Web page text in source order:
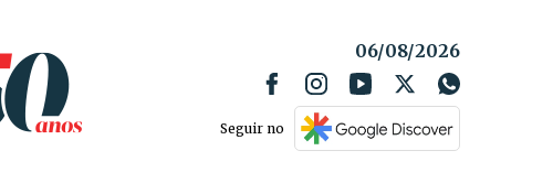
06/08/2026
Seguir no